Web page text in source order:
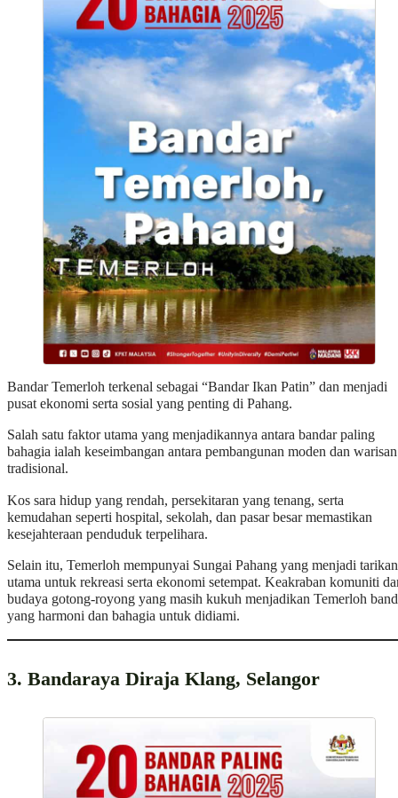
Bandar Temerloh terkenal sebagai “Bandar Ikan Patin” dan menjadi
pusat ekonomi serta sosial yang penting di Pahang.
Salah satu faktor utama yang menjadikannya antara bandar paling
bahagia ialah keseimbangan antara pembangunan moden dan warisan
tradisional.
Kos sara hidup yang rendah, persekitaran yang tenang, serta
kemudahan seperti hospital, sekolah, dan pasar besar memastikan
kesejahteraan penduduk terpelihara.
Selain itu, Temerloh mempunyai Sungai Pahang yang menjadi tarikan
utama untuk rekreasi serta ekonomi setempat. Keakraban komuniti
budaya gotong-royong yang masih kukuh menjadikan Temerloh
yang harmoni dan bahagia untuk didiami.
3. Bandaraya Diraja Klang, Selangor